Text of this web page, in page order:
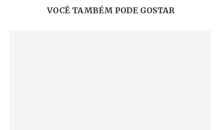
VOCÊ TAMBÉM PODE GOSTAR